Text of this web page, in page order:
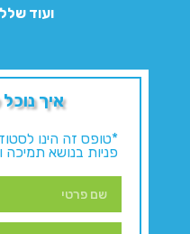
ועוד
איך
*טופס זה הינו
פניות בנושא תמיכה